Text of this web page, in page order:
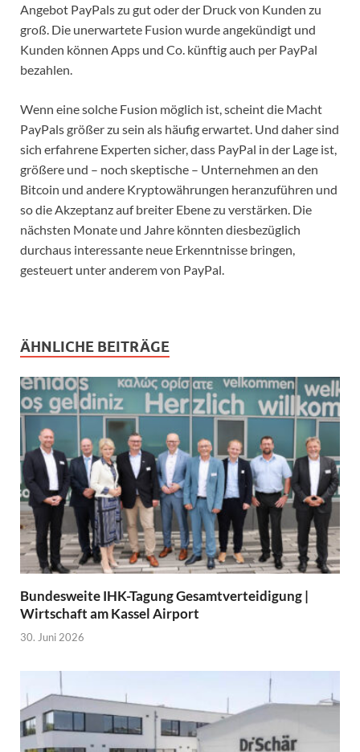
Angebot PayPals zu gut oder der Druck von Kunden zu
groß. Die unerwartete Fusion wurde angekündigt und
Kunden können Apps und Co. künftig auch per PayPal
bezahlen.
Wenn eine solche Fusion möglich ist, scheint die Macht
PayPals größer zu sein als häufig erwartet. Und daher sind
sich erfahrene Experten sicher, dass PayPal in der Lage ist,
größere und – noch skeptische – Unternehmen an den
Bitcoin und andere Kryptowährungen heranzuführen und
so die Akzeptanz auf breiter Ebene zu verstärken. Die
nächsten Monate und Jahre könnten diesbezüglich
durchaus interessante neue Erkenntnisse bringen,
gesteuert unter anderem von PayPal.
ÄHNLICHE BEITRÄGE
Bundesweite IHK-Tagung Gesamtverteidigung |
Wirtschaft am Kassel Airport
30. Juni 2026